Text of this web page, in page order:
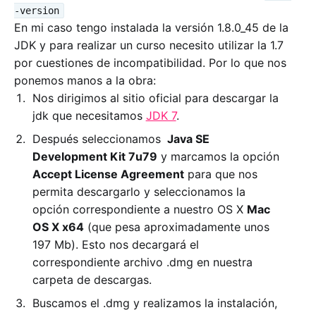
-version
En mi caso tengo instalada la versión 1.8.0_45 de la
JDK y para realizar un curso necesito utilizar la 1.7
por cuestiones de incompatibilidad. Por lo que nos
ponemos manos a la obra:
Nos dirigimos al sitio oficial para descargar la
jdk que necesitamos JDK 7.
Después seleccionamos Java SE
Development Kit 7u79 y marcamos la opción
Accept License Agreementpara que nos
permita descargarlo y seleccionamos la
opción correspondiente a nuestro OS X Mac
OS X x64(que pesa aproximadamente unos
197 Mb). Esto nos decargará el
correspondiente archivo .dmg en nuestra
carpeta de descargas.
Buscamos el .dmg y realizamos la instalación,